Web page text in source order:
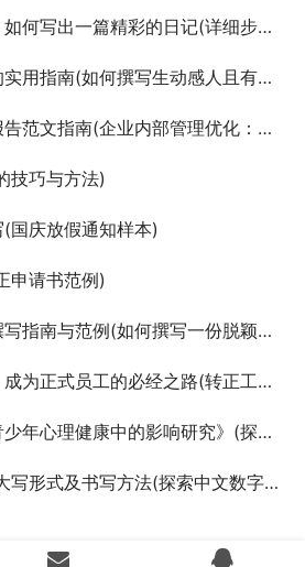
彩的日记(详细步骤教你如何撰写有意义的个人日记)
(如何撰写生动感人且有力的个人事迹材料)
业内部管理优化：自查自纠报告撰写技巧与示例)
技巧与方法)
国庆放假通知样本)
申请书范例)
例(如何撰写一份脱颖而出的励志奖学金申请书)
必经之路(转正工作总结：从实习到正式的成长之路)
响研究》(探讨情绪管理技巧对青少年心理健康促进的实证研究)
(探索中文数字大写：从一到九（123456789）的书写规则)